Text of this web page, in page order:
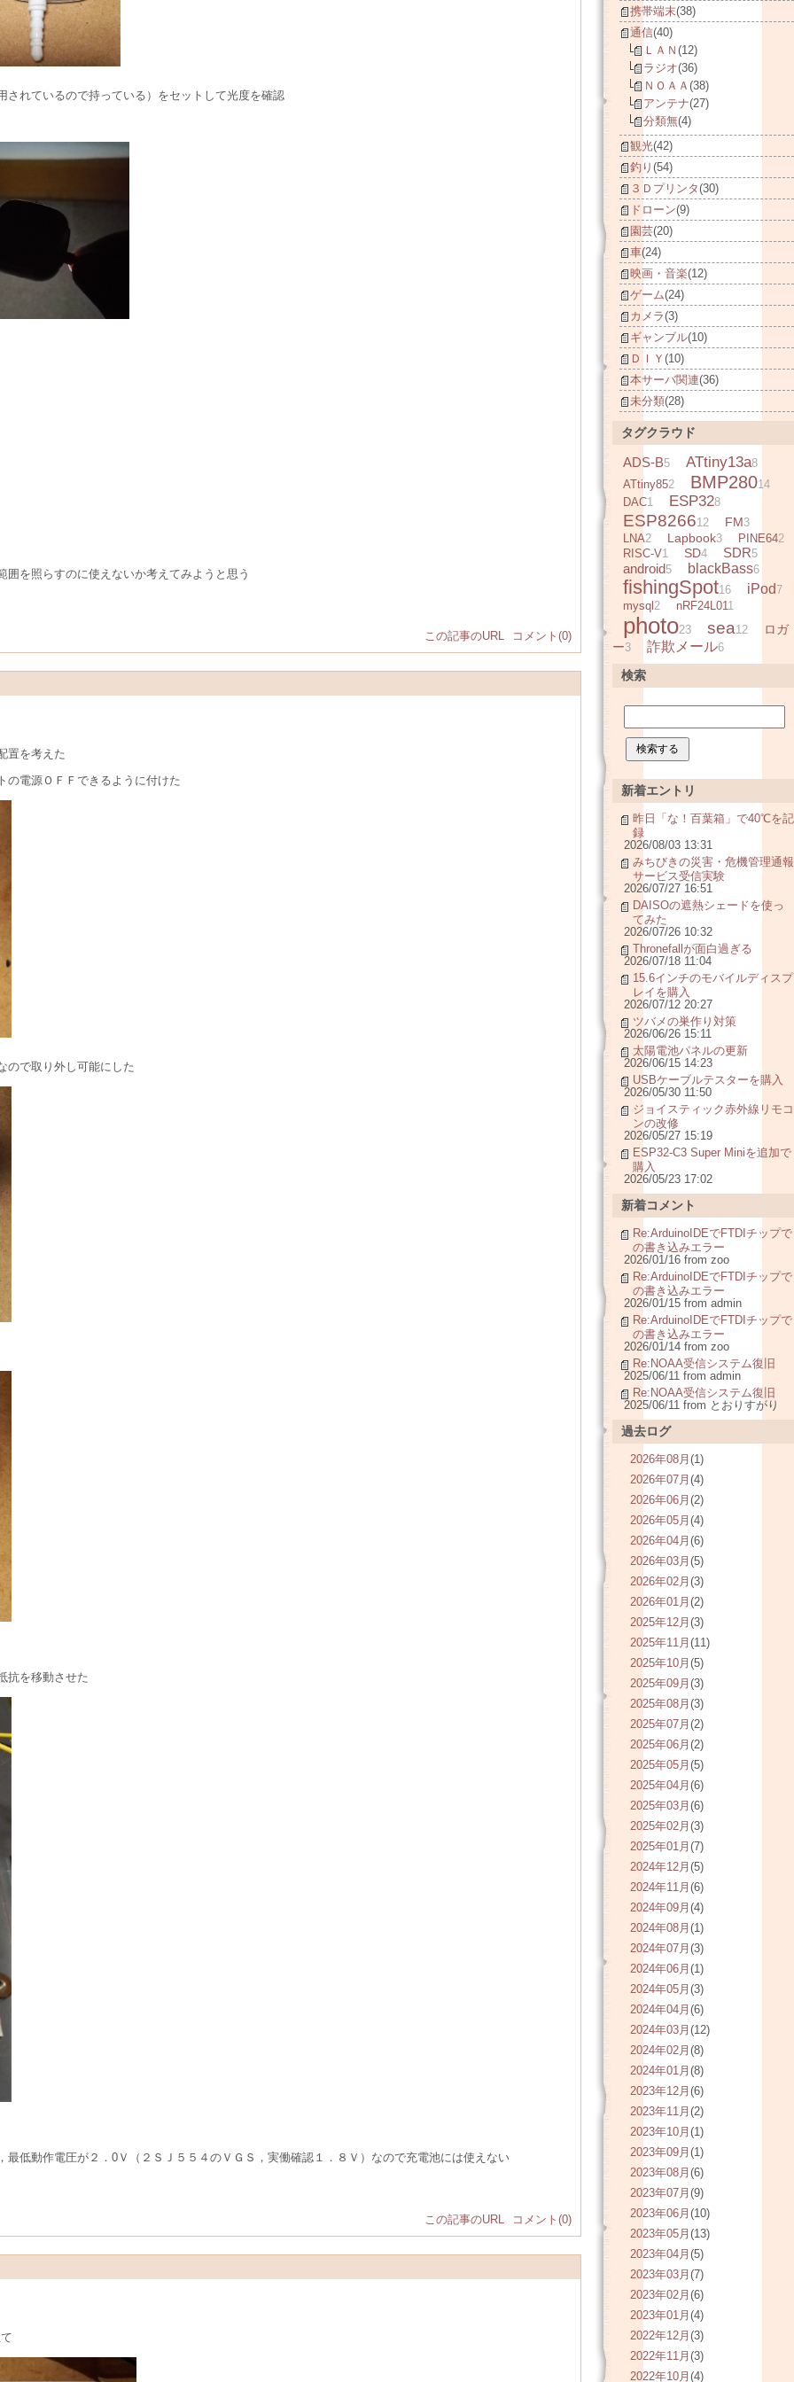
れているので持っている）をセットして光度を確認
を照らすのに使えないか考えてみようと思う
この記事のURL コメント(0)
置を考えた
の電源ＯＦＦできるように付けた
ので取り外し可能にした
抗を移動させた
低動作電圧が２．0Ｖ（２ＳＪ５５４のＶＧＳ，実働確認１．８Ｖ）なので充電池には使えない
この記事のURL コメント(0)
携帯端末(38)
通信(40)
ＬＡＮ (12)
ラジオ(36)
ＮＯＡＡ (38)
アンテナ(27)
分類無(4)
観光(42)
釣り (54)
３Ｄプリンタ(30)
ドローン(9)
園芸(20)
車(24)
映画・音楽(12)
ゲーム(24)
カメラ(3)
ギャンブル(10)
ＤＩＹ (10)
本サーバ関連(36)
未分類(28)
タグクラウド
ADS-B5 ATtiny13a8
ATtiny852 BMP28014
DAC1 ESP328
ESP826612 FM3
LNA2 Lapbook3 PINE642
RISC-V1 SD4 SDR5
android5 blackBass6
fishingSpot16 iPod7
mysql 2 nRF24L011
photo23 sea12
ロガ
ー3 詐欺メール6
検索
新着エントリ
昨日「な！百葉箱」で40℃を記
録
2026/08/03 13:31
みちびきの災害・危機管理通報
サービス受信実験
2026/07/27 16:51
DAISOの遮熱シェードを使っ
てみた
2026/07/26 10:32
Thronefallが面白過ぎる
2026/07/18 11:04
15.6インチのモバイルディスプ
レイを購入
2026/07/12 20:27
ツバメの巣作り対策
2026/06/26 15:11
太陽電池パネルの更新
2026/06/15 14:23
USBケーブルテスターを購入
2026/05/30 11:50
ジョイスティック赤外線リモコ
ンの改修
2026/05/27 15:19
ESP32-C3 Super Miniを追加で
購入
2026/05/23 17:02
新着コメント
Re:ArduinoIDEでFTDIチップで
の書き込みエラー
2026/01/16 from zoo
Re:ArduinoIDEでFTDIチップで
の書き込みエラー
2026/01/15 from admin
Re:ArduinoIDEでFTDIチップで
の書き込みエラー
2026/01/14 from zoo
Re:NOAA受信システム復旧
2025/06/11 from admin
Re:NOAA受信システム復旧
2025/06/11 from とおりすがり
過去ログ
2026年08月 (1)
2026年07月 (4)
2026年06月 (2)
2026年05月 (4)
2026年04月 (6)
2026年03月 (5)
2026年02月 (3)
2026年01月 (2)
2025年12月 (3)
2025年11月 (11)
2025年10月 (5)
2025年09月 (3)
2025年08月 (3)
2025年07月 (2)
2025年06月 (2)
2025年05月 (5)
2025年04月 (6)
2025年03月 (6)
2025年02月 (3)
2025年01月 (7)
2024年12月 (5)
2024年11月 (6)
2024年09月 (4)
2024年08月 (1)
2024年07月 (3)
2024年06月 (1)
2024年05月 (3)
2024年04月 (6)
2024年03月 (12)
2024年02月 (8)
2024年01月 (8)
2023年12月 (6)
2023年11月 (2)
2023年10月 (1)
2023年09月 (1)
2023年08月 (6)
2023年07月 (9)
2023年06月 (10)
2023年05月 (13)
2023年04月 (5)
2023年03月 (7)
2023年02月 (6)
2023年01月 (4)
2022年12月 (3)
2022年11月 (3)
2022年10月 (4)